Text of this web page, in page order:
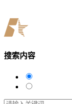
搜索内容